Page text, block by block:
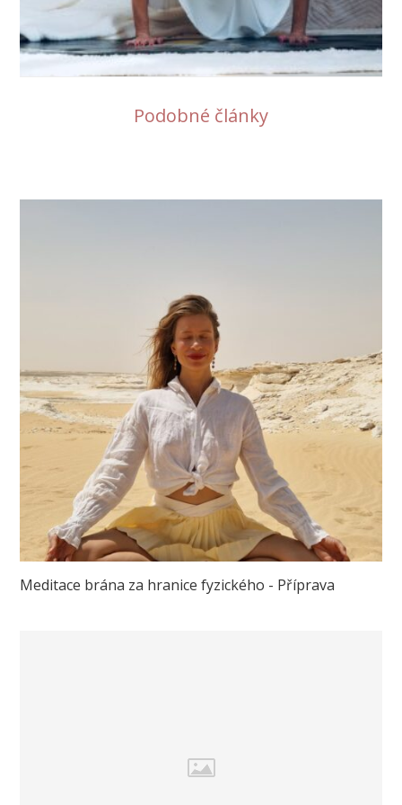
Podobné články
Meditace brána za hranice fyzického - Příprava